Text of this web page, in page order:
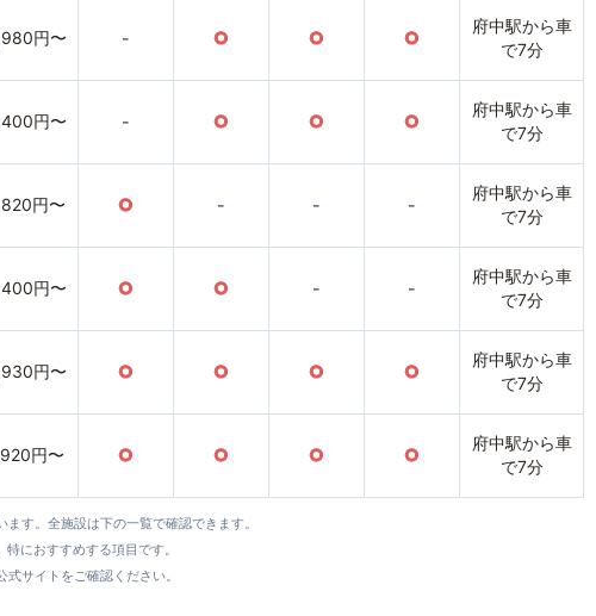
円〜 - ○ ○ ○
府中駅から車
で7分
円〜 - ○ ○ ○
府中駅から車
で7分
円〜 ○ - - -
府中駅から車
で7分
円〜 ○ ○ - -
府中駅から車
で7分
円〜 ○ ○ ○ ○
府中駅から車
で7分
円〜 ○ ○ ○ ○
府中駅から車
で7分
す。全施設は下の一覧で確認できます。
におすすめする項目です。
サイトをご確認ください。